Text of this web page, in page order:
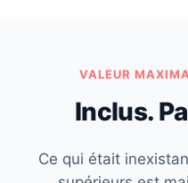
VALEUR
Inclus.
Ce qui était